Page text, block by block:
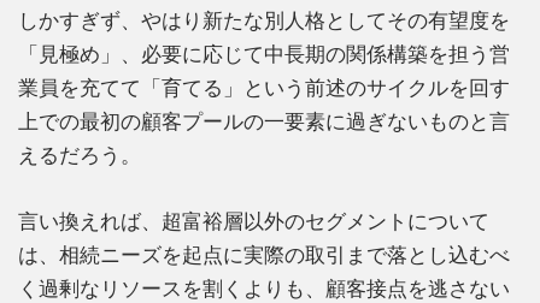
しかすぎず、やはり新たな別人格としてその有望度を
「見極め」、必要に応じて中長期の関係構築を担う営
業員を充てて「育てる」という前述のサイクルを回す
上での最初の顧客プールの一要素に過ぎないものと言
えるだろう。
言い換えれば、超富裕層以外のセグメントについて
は、相続ニーズを起点に実際の取引まで落とし込むべ
く過剰なリソースを割くよりも、顧客接点を逃さない